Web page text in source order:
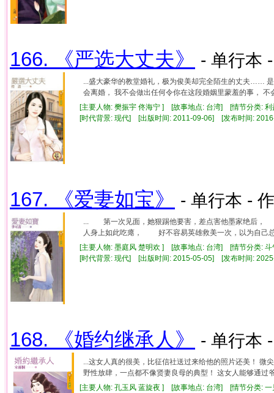
166. 《严选大丈夫》 - 单行本
...盛大豪华的教堂婚礼，极为俊美却完全陌生的丈夫……
会离婚， 我不会做出任何令你在这段婚姻里蒙羞的事， 不
[主要人物: 樊振宇 佟海宁 ] [故事地点: 台湾] [情节分类: 利
[时代背景: 现代] [出版时间: 2011-09-06] [发布时间:
167. 《爱妻如宝》 - 单行本 -
... 第一次见面，她狠踢他要害，差点害他墨家绝后
人身上如此吃瘪， 好不容易英雄救美一次，以为自己
[主要人物: 墨庭风 楚明欢 ] [故事地点: 台湾] [情节分类: 斗
[时代背景: 现代] [出版时间: 2015-05-05] [发布时间:
168. 《婚约继承人》 - 单行本
...这女人真的很美，比征信社送过来给他的照片还美！
野性放肆，一点都不像贤妻良母的典型！ 这女人能够通过
[主要人物: 孔玉风 蓝旋夜 ] [故事地点: 台湾] [情节分类: 一